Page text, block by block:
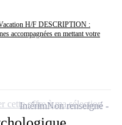
H/F DESCRIPTION :
accompagnées en mettant votre
IntérimNon renseigné
cette offre à ma sélection